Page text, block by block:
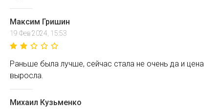
Максим Гришин
19 Фев 2024, 15:53
Раньше была лучше, сейчас стала не очень да и цена
выросла.
Михаил Кузьменко